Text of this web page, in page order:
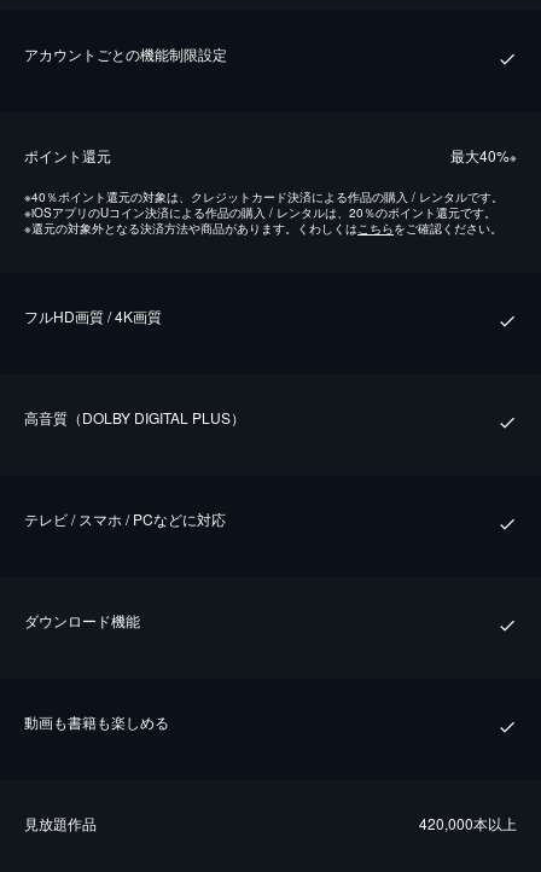
アカウントごとの機能制限設定
ポイント還元 最⼤40%※
※40％ポイント還元の対象は、クレジットカード決済による作品の購入 / レンタルです。
※iOSアプリのUコイン決済による作品の購入 / レンタルは、20％のポイント還元です。
※還元の対象外となる決済方法や商品があります。くわしくはこちらをご確認ください。
フルHD画質 / 4K画質
⾼⾳質（DOLBY DIGITAL PLUS）
テレビ / スマホ / PCなどに対応
ダウンロード機能
動画も書籍も楽しめる
⾒放題作品 420,000本以上